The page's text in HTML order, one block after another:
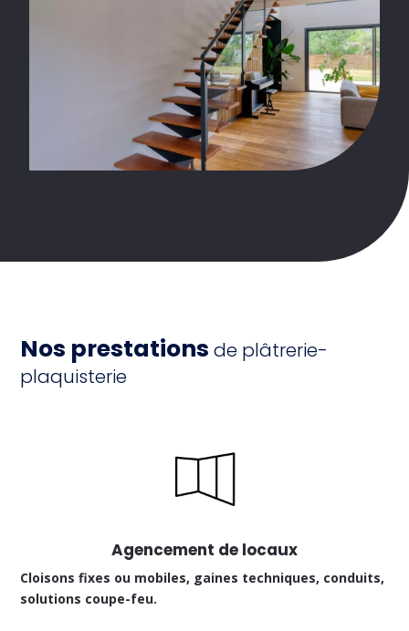
Nos prestationsde plâtrerie-
plaquisterie
Agencement de locaux
Cloisons fixes ou mobiles, gaines techniques, conduits,
solutions coupe-feu.